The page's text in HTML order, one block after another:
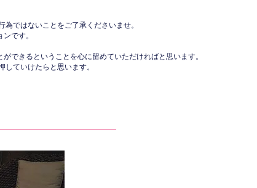
ではないことをご了承くださいませ。
です。
できるということを心に留めていただければと思います。
ていけたらと思います。